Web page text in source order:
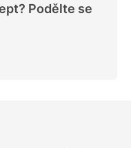
Podělte se